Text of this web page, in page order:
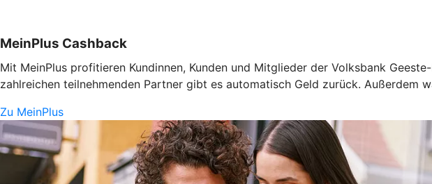
MeinPlus Cashback
Mit MeinPlus profitieren Kundinnen, Kunden und Mitglieder der Volksbank
zahlreichen teilnehmenden Partner gibt es automatisch Geld zurück.
Zu MeinPlus